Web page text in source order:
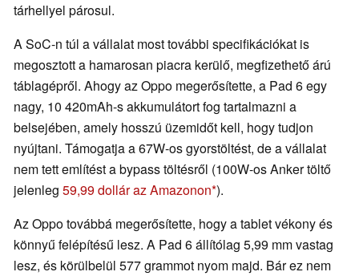
tárhellyel párosul.
A SoC-n túl a vállalat most további specifikációkat is
megosztott a hamarosan piacra kerülő, megfizethető árú
táblagépről. Ahogy az Oppo megerősítette, a Pad 6 egy
nagy, 10 420mAh-s akkumulátort fog tartalmazni a
belsejében, amely hosszú üzemidőt kell, hogy tudjon
nyújtani. Támogatja a 67W-os gyorstöltést, de a vállalat
nem tett említést a bypass töltésről (100W-os Anker töltő
jelenleg 59,99 dollár az Amazonon ).
Az Oppo továbbá megerősítette, hogy a tablet vékony és
könnyű felépítésű lesz. A Pad 6 állítólag 5,99 mm vastag
lesz, és körülbelül 577 grammot nyom majd. Bár ez nem